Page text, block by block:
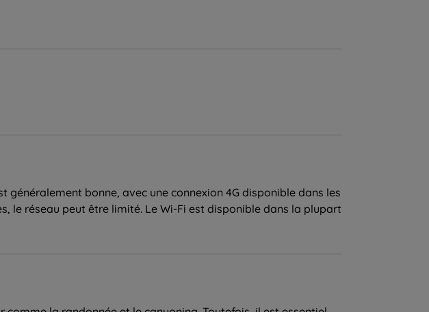
bonne, avec une connexion 4G disponible dans les
le réseau peut être limité. Le Wi-Fi est disponible dans la plupart